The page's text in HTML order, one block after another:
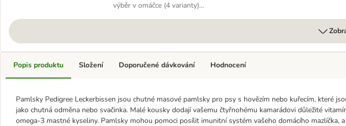
výběr v omáčce (4 varianty)
Popis produktu
Pamlsky Pedigree Leckerbissen jsou chutné masové pamlsky pro psy s hovězím nebo kuřecím, které
jako chutná odměna nebo svačinka. Malé kousky dodají vašemu čtyřnohému kamarádovi důležité
omega-3 mastné kyseliny. Pamlsky mohou pomoci posílit imunitní systém vašeho domácího mazlíčka,
Složení Doporučené dávkování Hodnocení